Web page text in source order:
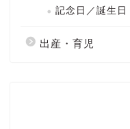
記念日／誕生日
出産・育児